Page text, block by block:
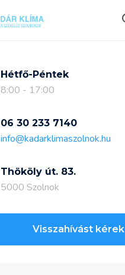
Hétfő-Péntek
8:00 - 17:00
06 30 233 7140
info@kadarklimaszolnok.hu
Thököly út. 83.
5000 Szolnok
Visszahívást kérek